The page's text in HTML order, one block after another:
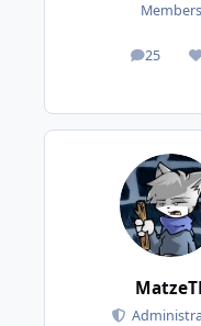
Members
25
posts